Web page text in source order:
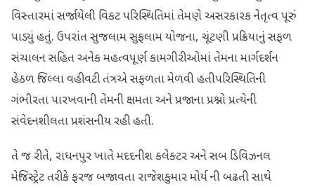
વિસ્તારમાં સર્જાયેલી વિકટ પરિસ્થિતિમાં તેમણે અસરકારક નેતૃત્વ પૂરું
પાડ્યું હતું. ઉપરાંત સુજલામ સુફલામ યોજના, ચૂંટણી પ્રક્રિયાનું સફળ
સંચાલન સહિત અનેક મહત્વપૂર્ણ કામગીરીઓમાં તેમના માર્ગદર્શન
હેઠળ જિલ્લા વહીવટી તંત્રએ સફળતા મેળવી હતીપરિસ્થિતિની
ગંભીરતા પારખવાની તેમની ક્ષમતા અને પ્રજાના પ્રશ્નો પ્રત્યેની
સંવેદનશીલતા પ્રશંસનીય રહી હતી.
તે જ રીતે, રાધનપુર ખાતે મદદનીશ કલેક્ટર અને સબ ડિવિઝનલ
મેજિસ્ટ્રેટ તરીકે ફરજ બજાવતા રાજેશકુમાર મોર્ય ની બઢતી સાથે